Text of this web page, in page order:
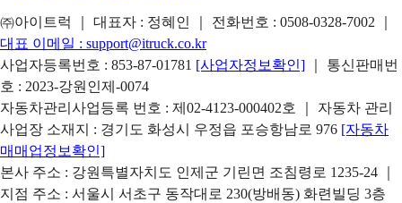
㈜아이트럭 ｜ 대표자 : 정혜인 ｜ 전화번호 : 0508-0328-7002
대표 이메일 : support@itruck.co.kr
사업자등록번호 : 853-87-01781 [사업자정보확인]
｜ 통신판매번
호 : 2023-강원인제-0074
자동차관리사업등록 번호 : 제02-4123-000402호 ｜ 자동차 관리
사업장 소재지 : 경기도 화성시 우정읍 포승항남로 976 [자동차
매매업정보확인]
본사 주소 : 강원특별자치도 인제군 기린면 조침령로 1235-24 ｜
지점 주소 : 서울시 서초구 동작대로 230(방배동) 화련빌딩 3층